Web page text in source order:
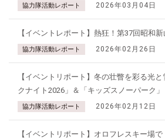
協力隊活動レポート 2026年03月04日
【イベントレポート】熱狂！第37回昭和新
協力隊活動レポート 2026年02月26日
【イベントリポート】冬の壮瞥を彩る光
クナイト2026」＆「キッズスノーパーク」
協力隊活動レポート 2026年02月12日
【イベントリポート】オロフレスキー場